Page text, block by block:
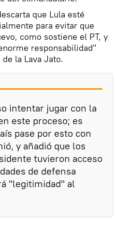
que Lula esté
para evitar que
como sostiene el PT, y
responsabilidad"
la Lava Jato.
intentar jugar con la
este proceso; es
pase por esto con
y añadió que los
tuvieron acceso
de defensa
"legitimidad" al